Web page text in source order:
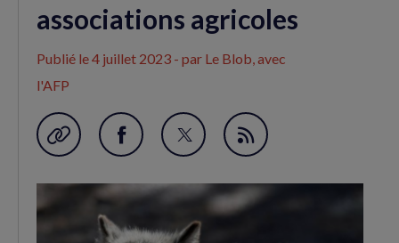
associations agricoles
Publié le4 juillet 2023 - par Le Blob, avec
l'AFP
Garder en favori
Partager
Facebook
(nouvelle
Partager
Twitter
(nouvelle
Flux